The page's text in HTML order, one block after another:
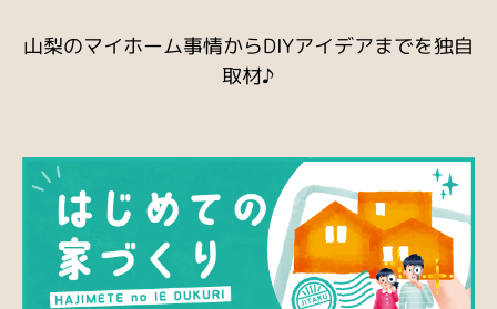
山梨のマイホーム事情からDIYアイデアまでを独自
取材♪